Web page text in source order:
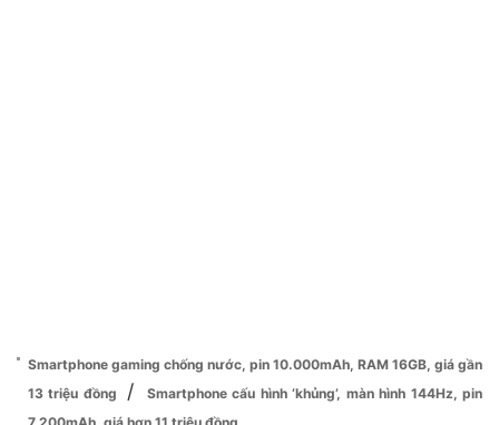
Smartphone gaming chống nước, pin 10.000mAh, RAM 16GB, giá gần
13 triệu đồng
/
Smartphone cấu hình ‘khủng’, màn hình 144Hz, pin